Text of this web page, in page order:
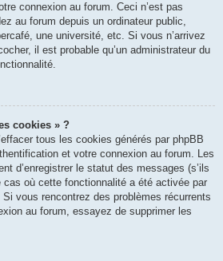
connexion au forum. Ceci n’est pas
au forum depuis un ordinateur public,
une université, etc. Si vous n’arrivez
il est probable qu’un administrateur du
cookies » ?
tous les cookies générés par phpBB
et votre connexion au forum. Les
d’enregistrer le statut des messages (s’ils
où cette fonctionnalité a été activée par
vous rencontrez des problèmes récurrents
au forum, essayez de supprimer les